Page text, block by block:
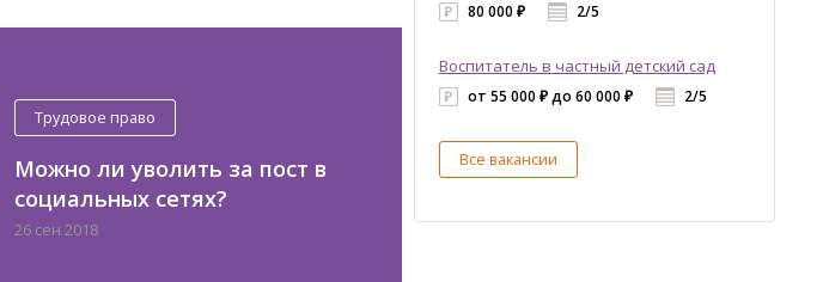
Трудовое право
Можно ли уволить за пост в
социальных сетях?
26 сен 2018
80 000 ₽ 2/5
Воспитатель в частный детский сад
от 55 000 ₽ до 60 000 ₽ 2/5
Все вакансии